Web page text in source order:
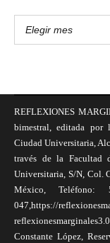
REFLEXIONES
bimestral, editada por
Ciudad Universitaria,
través de la Facultad
Universitaria, S/N, Col.
México, Teléfono:
047,https://
Constante López,